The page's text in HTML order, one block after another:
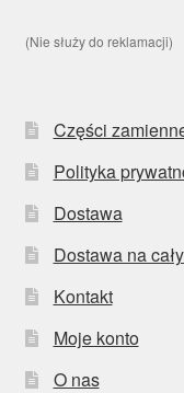
(Nie służy do reklamacji)
Części
Polityka
Dostawa
Dostawa na
Kontakt
Moje konto
O nas